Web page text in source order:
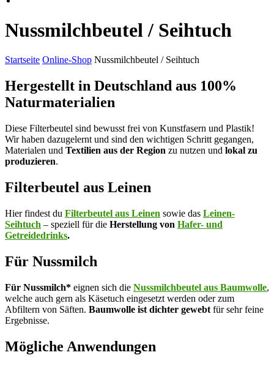
Nussmilchbeutel / Seihtuch
Startseite Online-Shop Nussmilchbeutel / Seihtuch
Hergestellt in Deutschland aus 100%
Naturmaterialien
Diese Filterbeutel sind bewusst frei von Kunstfasern und Plastik!
Wir haben dazugelernt und sind den wichtigen Schritt gegangen,
Materialen und Textilien aus der Region zu nutzen und lokal zu
produzieren.
Filterbeutel aus Leinen
Hier findest du Filterbeutel aus Leinen sowie das Leinen-
Seihtuch – speziell für die Herstellung von Hafer- und
Getreidedrinks.
Für Nussmilch
Für Nussmilch* eignen sich die Nussmilchbeutel aus Baumwolle,
welche auch gern als Käsetuch eingesetzt werden oder zum
Abfiltern von Säften. Baumwolle ist dichter gewebt für sehr feine
Ergebnisse.
Mögliche Anwendungen